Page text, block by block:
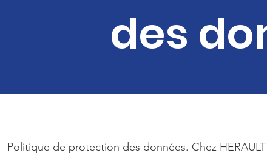
des
Politique de protection des données. Chez